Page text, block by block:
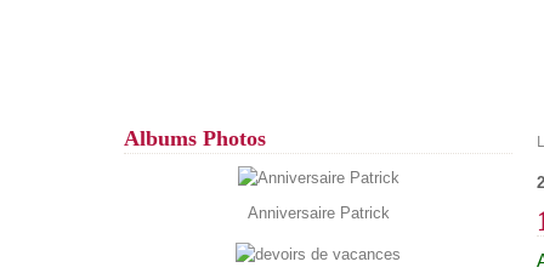
Albums Photos
Anniversaire Patrick